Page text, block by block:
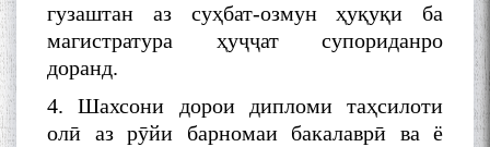
гузаштан аз суҳбат-озмун ҳуқуқи ба
магистратура ҳуҷҷат супориданро
доранд.
4. Шахсони дорои дипломи таҳсилоти
олӣ аз рӯйи барномаи бакалаврӣ ва ё